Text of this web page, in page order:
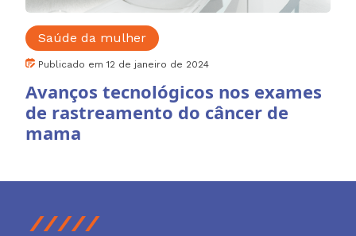
Saúde da mulher
Publicado em 12 de janeiro de 2024
Avanços tecnológicos nos exames
de rastreamento do câncer de
mama